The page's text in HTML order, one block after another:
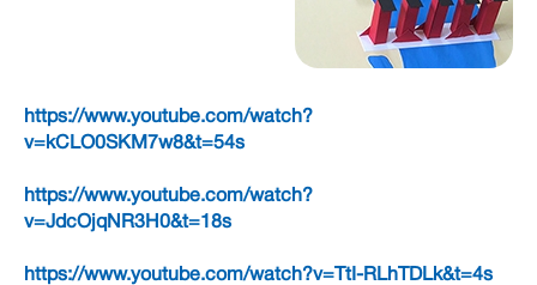
https://www.youtube.com/watch?
v=kCLO0SKM7w8&t=54s
https://www.youtube.com/watch?
v=JdcOjqNR3H0&t=18s
https://www.youtube.com/watch?v=TtI-RLhTDLk&t=4s